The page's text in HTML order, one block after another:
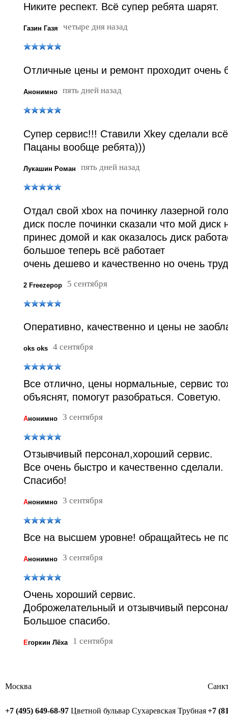
Никите респект. Всё супер ребята шарят.
Газин Газя четыре дня назад
Отличные цены и ремонт проходит очень
Анонимно пять дней назад
Супер сервис!!! Ставили Xkey сделали
Пацаны вообще ребята)))
Лукашин Роман пять дней назад
Отдал свой xbox на починку лазерной
диск после починки сказали что мой диск
принес домой и как оказалось диск
большое теперь всё работает
очень дешево и качественно но очень
2 Freezepop 5 сентября
Оперативно, качественно и цены не
oks oks 4 сентября
Все отлично, цены нормальные, сервис
объяснят, помогут разобраться. Советую.
Анонимно 3 сентября
Отзывчивый персонал,хороший сервис.
Все очень быстро и качественно сделали.
Спасибо!
Анонимно 3 сентября
Все на высшем уровне! обращайтесь не
Анонимно 3 сентября
Очень хороший сервис.
Доброжелательный и отзывчивый
Большое спасибо.
Егоркин Лёха 1 сентября
Москва
+7 (495) 649-68-97 Цветной бульвар Сухаревская Трубная+7